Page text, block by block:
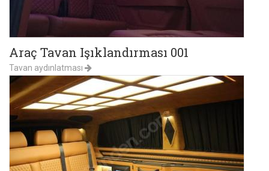
Araç Tavan Işıklandırması 001
Tavan aydınlatması